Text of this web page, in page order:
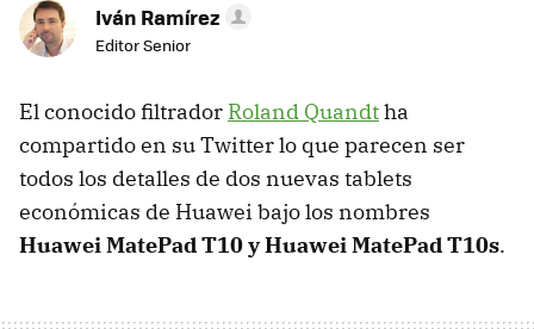
Iván Ramírez
Editor Senior
El conocido filtrador Roland Quandtha
compartido en su Twitter lo que parecen ser
todos los detalles de dos nuevas tablets
económicas de Huawei bajo los nombres
Huawei MatePad T10 y Huawei MatePad T10s.